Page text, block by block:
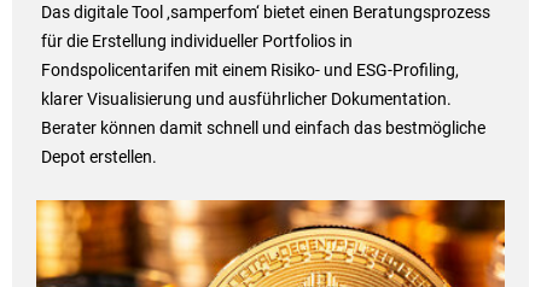
Das digitale Tool ‚samperfom‘ bietet einen Beratungsprozess
für die Erstellung individueller Portfolios in
Fondspolicentarifen mit einem Risiko- und ESG-Profiling,
klarer Visualisierung und ausführlicher Dokumentation.
Berater können damit schnell und einfach das bestmögliche
Depot erstellen.